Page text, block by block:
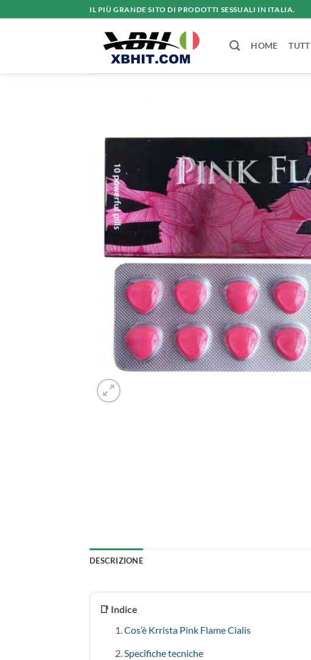
ai
IL PIÙ GRANDE SITO DI PRODOTTI SESSUALI IN ITALIA.
HOME
DESCRIZIONE
📑 Indice
Cos’è Krrista Pink Flame Cialis
Specifiche tecniche